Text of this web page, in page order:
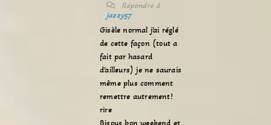
Répondre à
jazzy57
Gisèle normal j’ai réglé
de cette façon (tout a
fait par hasard
d’ailleurs) je ne saurais
même plus comment
remettre autrement!
rire